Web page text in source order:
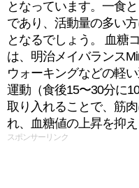
となっています。一食
であり、活動量の多い
となるでしょう。 血糖
は、明治メイバランス
ウォーキングなどの軽
運動（食後15〜30分に
取り入れることで、筋
れ、血糖値の上昇を抑
スポンサーリンク